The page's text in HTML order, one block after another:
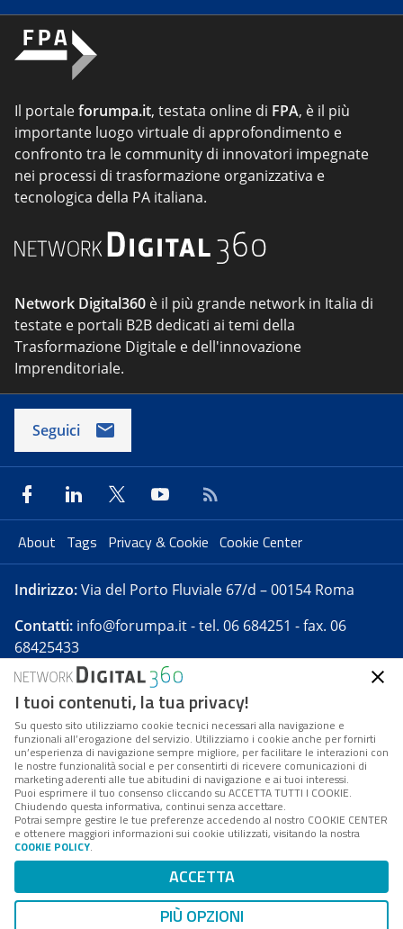
Il portaleforumpa.it, testata online di FPA, è il più
importante luogo virtuale di approfondimento e
confronto tra le community di innovatori impegnate
nei processi di trasformazione organizzativa e
tecnologica della PA italiana.
Network Digital360 è il più grande network in Italia di
testate e portali B2B dedicati ai temi della
Trasformazione Digitale e dell'innovazione
Imprenditoriale.
Seguici
About Tags Privacy & Cookie Cookie Center
Indirizzo:Via del Porto Fluviale 67/d – 00154 Roma
Contatti: info@forumpa.it- tel. 06 684251 - fax. 06
68425433
Forumpa.itè una pubblicazione telematica iscritta
presso Registro della stampa del Tribunale di Roma -
Reg. n. 182 del 2 maggio 2008 - Direttore resp. Michela
Stentella
FPA s.r.l. è società soggetta a Direzione e
Coordinamento da parte di Digital360 S.p.A. - FPA s.r.l.
è un'azienda certificata per il sistema di management
Codice Fiscale/Partita IVA n. 10693191008 - R.E.A. Roma
n. 1249791. ISP AWS
Mappa del sito
I tuoi contenuti, la tua privacy!
Su questo sito utilizziamo cookie tecnici necessari alla navigazione e
funzionali all’erogazione del servizio. Utilizziamo i cookie anche per fornirti
un’esperienza di navigazione sempre migliore, per facilitare le interazioni con
le nostre funzionalità social e per consentirti di ricevere comunicazioni di
marketing aderenti alle tue abitudini di navigazione e ai tuoi interessi.
Puoi esprimere il tuo consenso cliccando su ACCETTA TUTTI I COOKIE.
Chiudendo questa informativa, continui senza accettare.
Potrai sempre gestire le tue preferenze accedendo al nostro COOKIE CENTER
e ottenere maggiori informazioni sui cookie utilizzati, visitando la nostra
COOKIE POLICY.
ACCETTA
PIÙ OPZIONI